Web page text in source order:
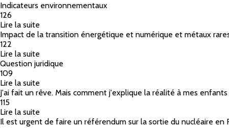
Indicateurs environnementaux
126
Lire la suite
Impact de la transition énergétique et numérique et métaux
122
Lire la suite
Question juridique
109
Lire la suite
J'ai fait un rêve. Mais comment j'explique la réalité à mes enfants
115
Lire la suite
Il est urgent de faire un référendum sur la sortie du nucléaire en